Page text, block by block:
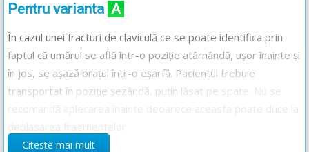
Pentru variantaA
În cazul unei fracturi de claviculă ce se poate identifica prin
faptul că umărul se află într-o poziție atârnândă, ușor înainte și
în jos, se așază brațul într-o eșarfă. Pacientul trebuie
transportat în poziție șezândă, puțin lăsat pe spate. Nu se
Citeste mai mult